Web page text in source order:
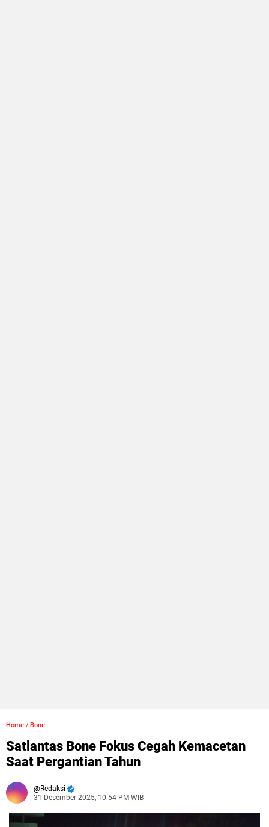
Home / Bone
Satlantas Bone Fokus Cegah Kemacetan
Saat Pergantian Tahun
Redaksi
31 Desember 2025, 10:54 PM WIB